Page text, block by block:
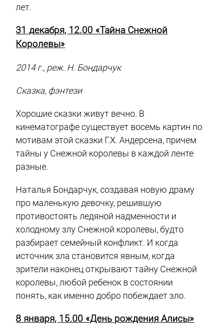
лет.
31 декабря, 12.00 «Тайна Снежной
Королевы»
2014 г., реж. Н. Бондарчук
Сказка, фэнтези
Хорошие сказки живут вечно. В
кинематографе существует восемь картин по
мотивам этой сказки Г.Х. Андерсена, причем
тайны у Снежной королевы в каждой ленте
разные.
Наталья Бондарчук, создавая новую драму
про маленькую девочку, решившую
противостоять ледяной надменности и
холодному злу Снежной королевы, будто
разбирает семейный конфликт. И когда
источник зла становится явным, когда
зрители наконец открывают тайну Снежной
королевы, любой ребенок в состоянии
понять, как именно добро побеждает зло.
8 января, 15.00 «День рождения Алисы»